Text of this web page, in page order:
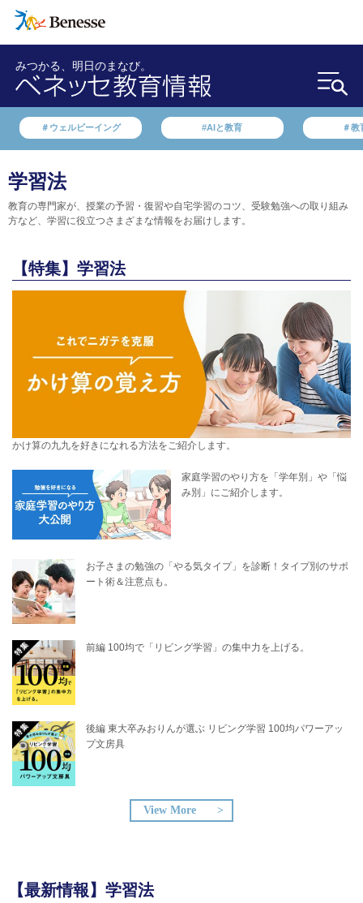
みつかる、明日のまなび。
＃ウェルビーイング #AIと教育 ＃教
学習法
教育の専門家が、授業の予習・復習や自宅学習のコツ、受験勉強への取り組み
方など、学習に役立つさまざまな情報をお届けします。
【特集】学習法
かけ算の九九を好きになれる方法をご紹介します。
家庭学習のやり方を「学年別」や「悩
み別」にご紹介します。
お子さまの勉強の「やる気タイプ」を診断！タイプ別のサポ
ート術＆注意点も。
前編 100均で「リビング学習」の集中力を上げる。
後編 東大卒みおりんが選ぶ リビング学習 100均パワーアッ
プ文房具
View More
【最新情報】学習法